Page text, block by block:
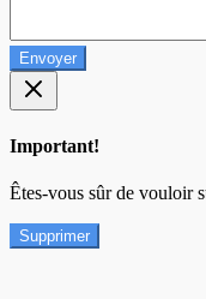
Envoyer
Important!
Êtes-vous sûr de vouloir
Supprimer